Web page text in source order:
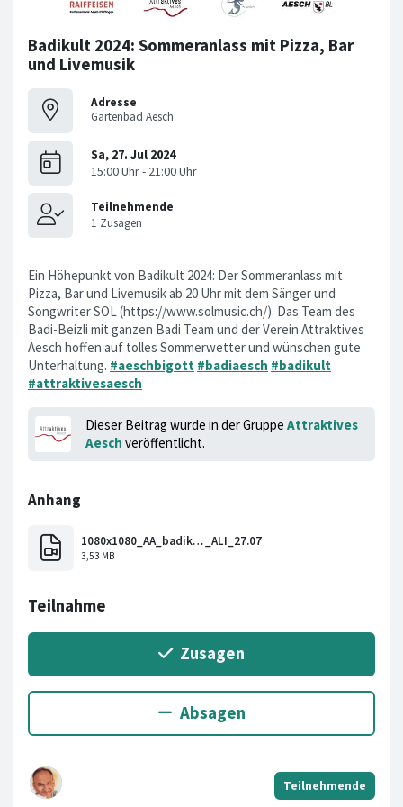
Badikult 2024: Sommeranlass mit Pizza, Bar
und Livemusik
Adresse
Gartenbad Aesch
Ein Höhepunkt von Badikult 2024: Der Sommeranlass mit
Pizza, Bar und Livemusik ab 20 Uhr mit dem Sänger und
Songwriter SOL (https://www.solmusic.ch/). Das Team des
Badi-Beizli mit ganzen Badi Team und der Verein Attraktives
Aesch hoffen auf tolles Sommerwetter und wünschen gute
Unterhaltung. #aeschbigott #badiaesch #badikult
#attraktivesaesch
Dieser Beitrag wurde in der Gruppe Attraktives
Aesch veröffentlicht.